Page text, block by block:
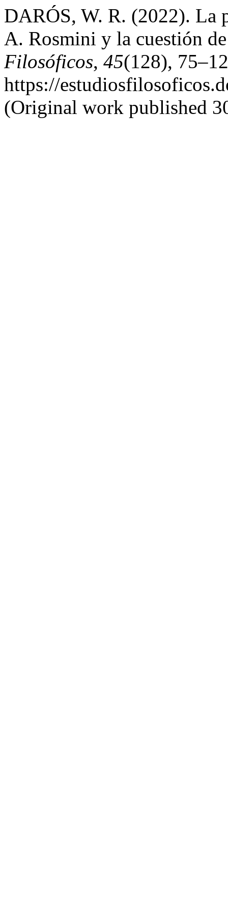
DARÓS, W. R. (2022). La
A. Rosmini y la cuestión
Filosóficos, 45(128),
https://
(Original work published